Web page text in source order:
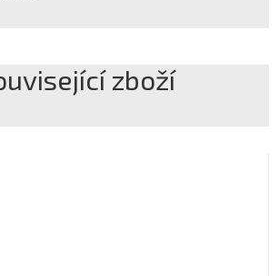
zboží